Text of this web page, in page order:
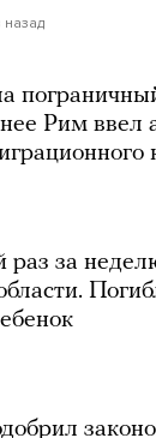
назад
Рим ввел
раз за